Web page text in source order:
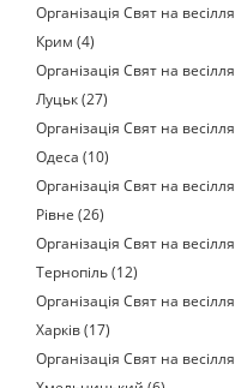
Організація Свят на весілля
Крим (4)
Організація Свят на весілля
Луцьк (27)
Організація Свят на весілля
Одеса (10)
Організація Свят на весілля
Рівне (26)
Організація Свят на весілля
Тернопіль (12)
Організація Свят на весілля
Харків (17)
Організація Свят на весілля